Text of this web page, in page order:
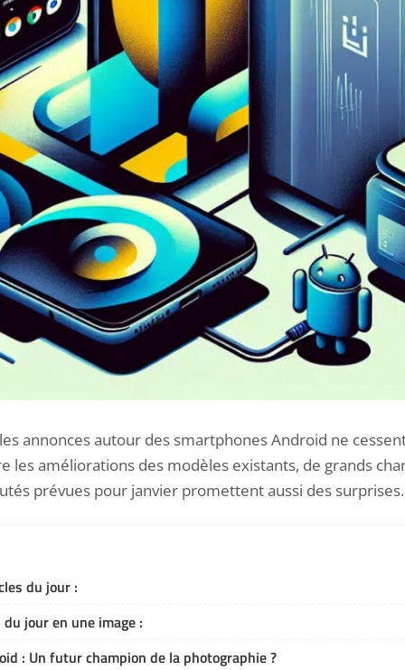
annonces autour des smartphones Android ne
les améliorations des modèles existants, de grands
prévues pour janvier promettent aussi des surprises.
du jour :
jour en une image :
: Un futur champion de la photographie ?